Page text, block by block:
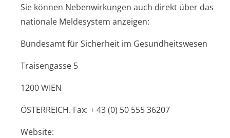
Sie können Nebenwirkungen auch direkt über das
nationale Meldesystem anzeigen:
Bundesamt für Sicherheit im Gesundheitswesen
Traisengasse 5
1200 WIEN
ÖSTERREICH. Fax: + 43 (0) 50 555 36207
Website: